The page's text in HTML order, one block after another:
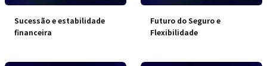
Sucessão e estabilidade
financeira
Futuro do Seguro e
Flexibilidade